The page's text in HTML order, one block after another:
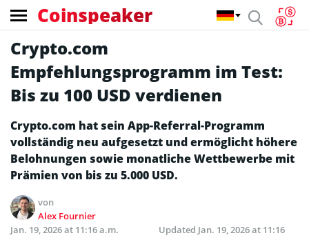
Coinspeaker
Crypto.com
Empfehlungsprogramm im Test:
Bis zu 100 USD verdienen
Crypto.com hat sein App-Referral-Programm
vollständig neu aufgesetzt und ermöglicht höhere
Belohnungen sowie monatliche Wettbewerbe mit
Prämien von bis zu 5.000 USD.
von
Alex Fournier
Jan. 19, 2026 at 11:16 a.m.
Updated Jan. 19, 2026 at 11:16